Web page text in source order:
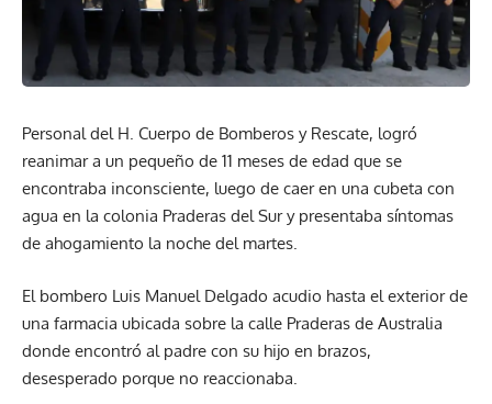
Personal del H. Cuerpo de Bomberos y Rescate, logró
reanimar a un pequeño de 11 meses de edad que se
encontraba inconsciente, luego de caer en una cubeta con
agua en la colonia Praderas del Sur y presentaba síntomas
de ahogamiento la noche del martes.
El bombero Luis Manuel Delgado acudio hasta el exterior de
una farmacia ubicada sobre la calle Praderas de Australia
donde encontró al padre con su hijo en brazos,
desesperado porque no reaccionaba.